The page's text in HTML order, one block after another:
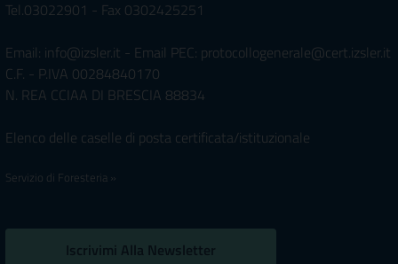
Tel.03022901 - Fax 0302425251
Email: info@izsler.it - Email PEC: protocollogenerale@cert.izsler.it
C.F. - P.IVA 00284840170
N. REA CCIAA DI BRESCIA 88834
Elenco delle caselle di posta certificata/istituzionale
Servizio di Foresteria »
Iscrivimi Alla Newsletter